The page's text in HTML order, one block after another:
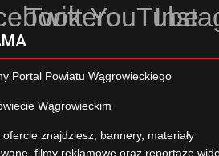
TwitterYouTube
Portal Powiatu Wągrowieckiego
Wągrowieckim
znajdziesz, bannery, materiały
filmy reklamowe oraz reportaże